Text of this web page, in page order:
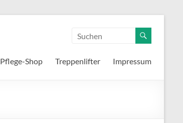
Pflege-Shop Treppenlifter Impressum